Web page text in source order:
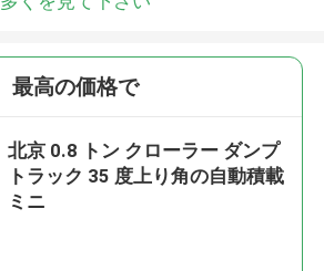
最高の価格で
北京 0.8 トン クローラー ダンプ
トラック 35 度上り角の自動積載
ミニ